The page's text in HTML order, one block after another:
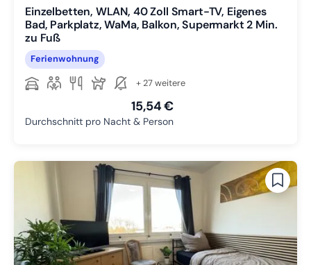
Einzelbetten, WLAN, 40 Zoll Smart-TV, Eigenes
Bad, Parkplatz, WaMa, Balkon, Supermarkt 2 Min.
zu Fuß
Ferienwohnung
+ 27 weitere
15,54 €
Durchschnitt pro Nacht & Person